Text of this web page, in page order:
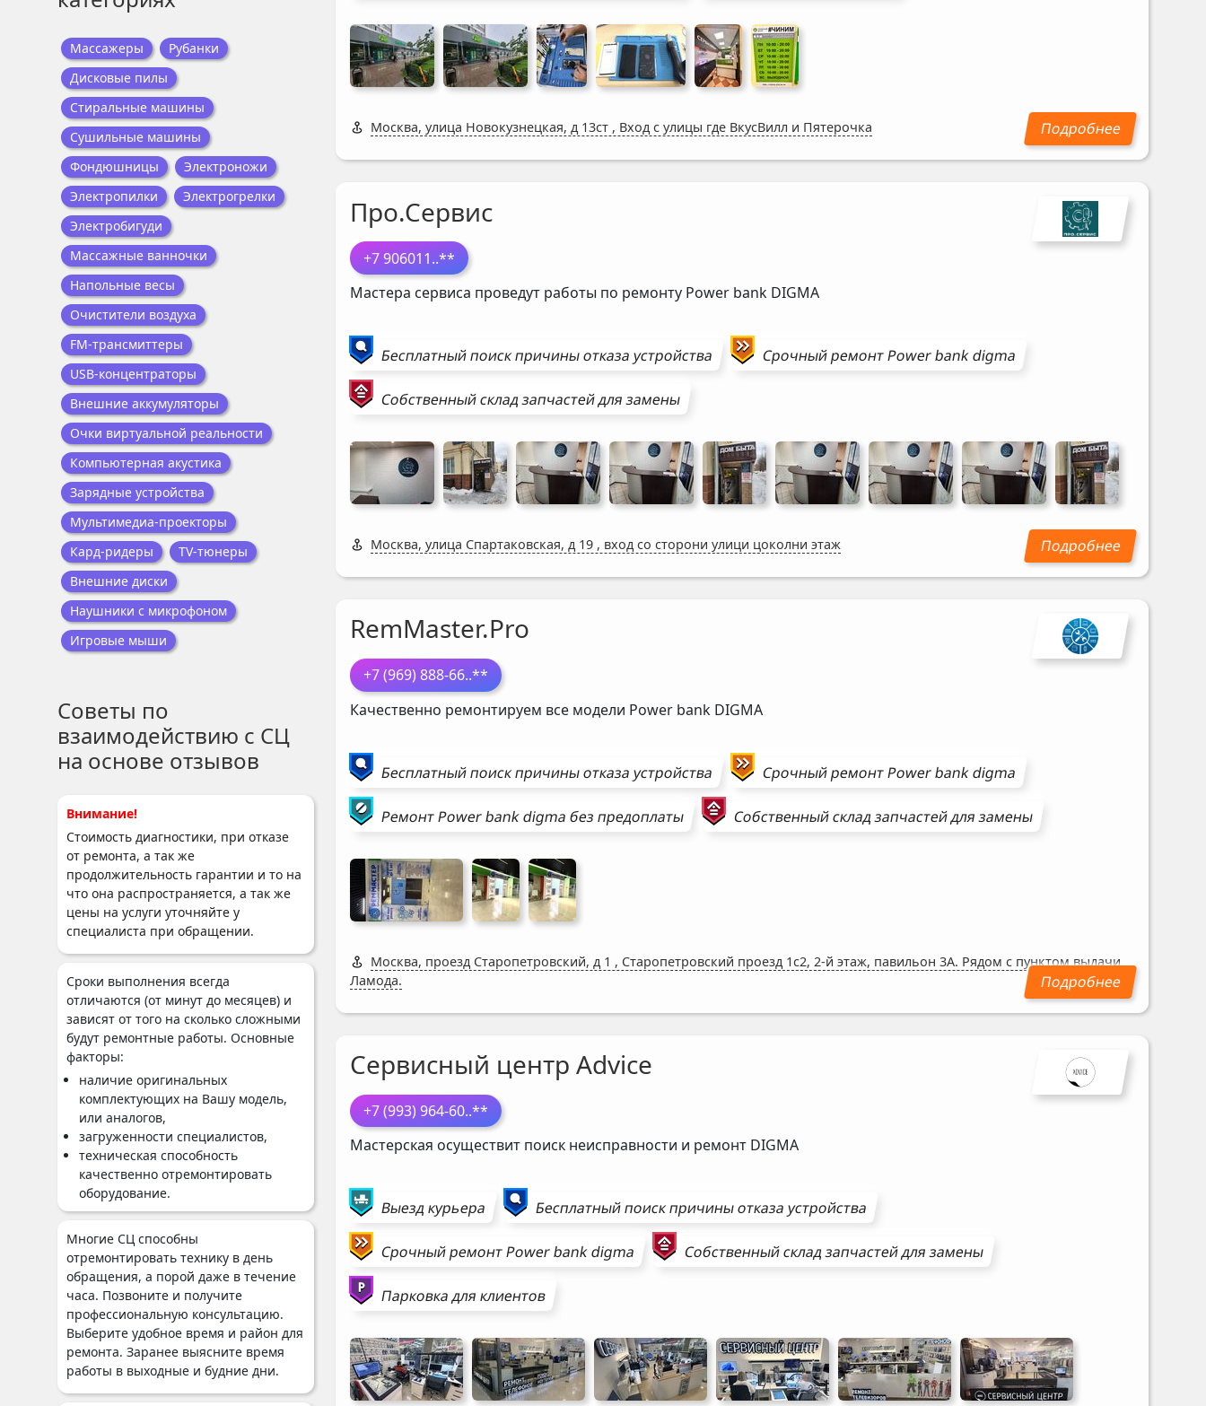
Массажеры
Рубанки
Дисковые пилы
Стиральные машины
Сушильные машины
Фондюшницы
Электроножи
Электропилки
Электрогрелки
Электробигуди
Массажные ванночки
Напольные весы
Очистители воздуха
FM-трансмиттеры
USB-концентраторы
Внешние аккумуляторы
Очки виртуальной реальности
Компьютерная акустика
Зарядные устройства
Мультимедиа-проекторы
Кард-ридеры
TV-тюнеры
Внешние диски
Наушники с микрофоном
Игровые мыши
Советы по
взаимодействию с СЦ
на основе отзывов
Внимание!
Стоимость диагностики, при отказе
от ремонта, а так же
продолжительность гарантии и то на
что она распространяется, а так же
цены на услуги уточняйте у
специалиста при обращении.
Сроки выполнения всегда
отличаются (от минут до месяцев) и
зависят от того на сколько сложными
будут ремонтные работы. Основные
факторы:
наличие оригинальных
комплектующих на Вашу модель,
или аналогов,
загруженности специалистов,
техническая способность
качественно отремонтировать
оборудование.
Многие СЦ способны
отремонтировать технику в день
обращения, а порой даже в течение
часа. Позвоните и получите
профессиональную консультацию.
Выберите удобное время и район для
ремонта. Заранее выясните время
работы в выходные и будние дни.
Москва, улица Новокузнецкая, д 13ст , Вход с улицы где ВкусВилл и Пятерочка
Про.Сервис
+7 906011..**
Мастера сервиса проведут работы по ремонту Power bank DIGMA
Бесплатный поиск причины отказа устройства Срочный ремонтPower bankdigma
Собственный склад запчастей для замены
Москва, улица Спартаковская, д 19 , вход со сторони улици цоколни этаж
RemMaster.Pro
+7 (969) 888-66..**
Качественно ремонтируем все модели Power bank DIGMA
Бесплатный поиск причины отказа устройства Срочный ремонтPower bankdigma
РемонтPower bankdigmaбез предоплаты Собственный склад запчастей для замены
Москва, проезд Старопетровский, д 1 , Старопетровский проезд 1с2, 2-й этаж, павильон 3А. Рядом с пунктом выдачи
Ламода.
Сервисный центр Advice
+7 (993) 964-60..**
Мастерская осуществит поиск неисправности и ремонт DIGMA
Выезд курьера Бесплатный поиск причины отказа устройства
Срочный ремонтPower bankdigma Собственный склад запчастей для замены
Парковка для клиентов